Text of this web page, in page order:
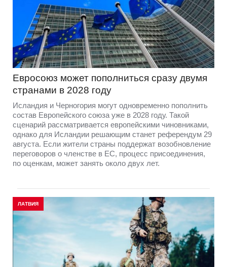
Евросоюз может пополниться сразу двумя
странами в 2028 году
Исландия и Черногория могут одновременно пополнить
состав Европейского союза уже в 2028 году. Такой
сценарий рассматривается европейскими чиновниками,
однако для Исландии решающим станет референдум 29
августа. Если жители страны поддержат возобновление
переговоров о членстве в ЕС, процесс присоединения,
по оценкам, может занять около двух лет.
ЛАТВИЯ